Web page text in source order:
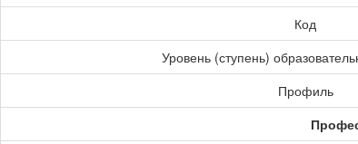
Код
Уровень (ступень)
Профиль